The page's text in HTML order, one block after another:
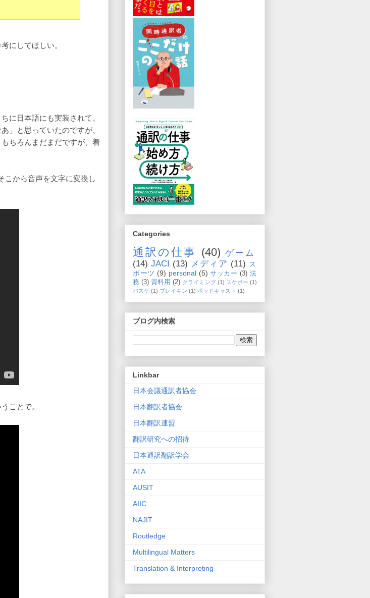
にしてほしい。
に日本語にも実装されて、
」と思っていたのですが、
ちろんまだまだですが、着
こから音声を文字に変換し
ことで。
Categories
通訳の仕事 (40) ゲーム
(14) JACI (13) メディア (11) ス
ポーツ (9) personal (5) サッカー (3) 法
務 (3) 資料用 (2) クライミング (1) スケボー (1)
バスケ (1) ブレイキン (1) ポッドキャスト (1)
ブログ内検索
Linkbar
日本会議通訳者協会
日本翻訳者協会
日本翻訳連盟
翻訳研究への招待
日本通訳翻訳学会
ATA
AUSIT
AIIC
NAJIT
Routledge
Multilingual Matters
Translation & Interpreting